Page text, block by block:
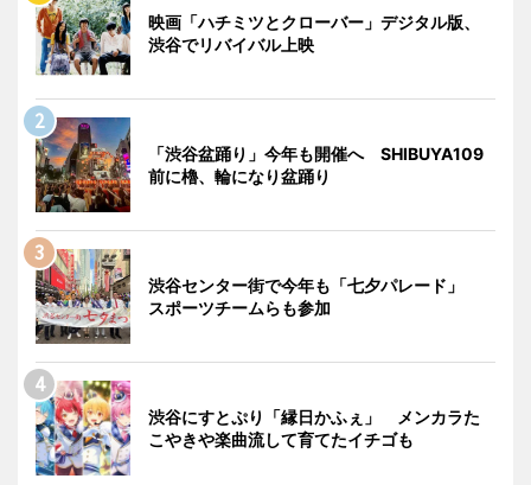
映画「ハチミツとクローバー」デジタル版、
渋谷でリバイバル上映
「渋谷盆踊り」今年も開催へ SHIBUYA109
前に櫓、輪になり盆踊り
渋谷センター街で今年も「七夕パレード」
スポーツチームらも参加
渋谷にすとぷり「縁日かふぇ」 メンカラた
こやきや楽曲流して育てたイチゴも